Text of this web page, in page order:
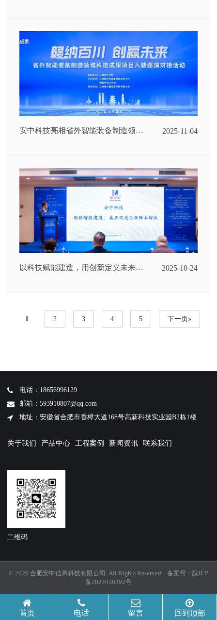
安中科技亮相省外智能装备制造领域
2025-11-04
以科技赋能建造，用创新定义未来
2025-10-24
1 2 3 4 5 下一页»
电话：18656996129
邮箱：593910807@qq.com
地址：安徽省合肥市香樟大道168号高新科技实业园B2栋1楼
关于我们 产品中心 工程案例 新闻资讯 联系我们
二维码
© 2026 合肥安中信息科技有限公司 All Rights Reserved. 备案号： 皖ICP
备2024050392号
首页 电话 留言 回到顶部